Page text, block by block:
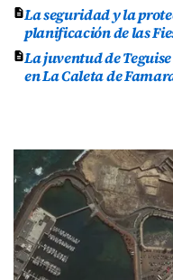
La seguridad y la
planificación de las
La juventud de
en La Caleta de